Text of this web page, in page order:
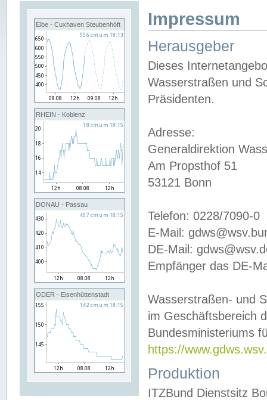
Elbe - Cuxhaven Steubenhöft
RHEIN - Koblenz
DONAU - Passau
ODER - Eisenhüttenstadt
Impressum
Herausgeber
Dieses
Wasserstraßen und
Präsidenten.
Adresse:
Generaldirektion
Am Propsthof 51
53121 Bonn
Telefon: 0228/7090-0
E-Mail:
DE-Mail:
Empfänger das DE-
Wasserstraßen- und
im Geschäftsbereich
Bundesministeriums
https://
Produktion
ITZBund Dienstsitz